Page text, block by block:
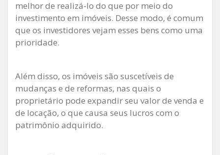
melhor de realizá-lo do que por meio do
investimento em imóveis. Desse modo, é comum
que os investidores vejam esses bens como uma
prioridade.
Além disso, os imóveis são suscetíveis de
mudanças e de reformas, nas quais o
proprietário pode expandir seu valor de venda e
de locação, o que causa seus lucros com o
patrimônio adquirido.